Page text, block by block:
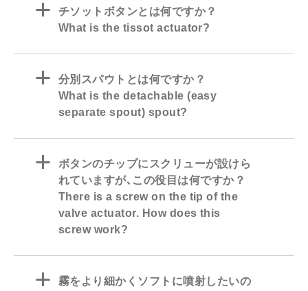
a
チソットボタンとは何ですか？
What is the tissot actuator?
a
分別スパウトとは何ですか？
What is the detachable (easy
separate spout) spout?
a
ボタンのチップにスクリューが設けら
れていますが､この役目は何ですか？
There is a screw on the tip of the
valve actuator. How does this
screw work?
a
霧をより細かくソフトに噴射したいの